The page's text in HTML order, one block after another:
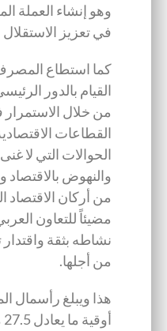
وهو إنشاء العملة
في تعزيز
كما استطاع
القيام بالدور
من خلال
القطاعات
الحوالات التي لا
والنهوض
من أركان الاقتصاد
مضيئاً للتعاون
نشاطه بثقة
من أجلها.